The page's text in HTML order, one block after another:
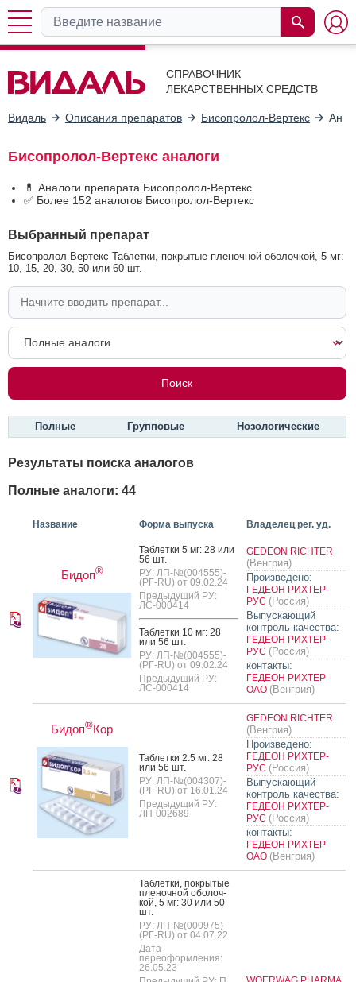
СПРАВОЧНИК
ЛЕКАРСТВЕННЫХ СРЕДСТВ
Видаль Описания препаратов Бисопролол-Вертекс
Бисопролол-Вертекс аналоги
💊 Аналоги препарата Бисопролол-Вертекс
✅ Более 152 аналогов Бисопролол-Вертекс
Выбранный препарат
Бисопролол-Вертекс Таблетки, покрытые пленочной оболочкой, 5 мг:
10, 15, 20, 30, 50 или 60 шт.
Полные Групповые Нозологические
Результаты поиска аналогов
Полные аналоги: 44
Название Форма выпуска Владелец рег. уд.
Бидоп®
Таб­летки 5 мг: 28 или
56 шт.
РУ: ЛП-№(004555)-
(РГ-RU) от 09.02.24
Предыдущий РУ:
ЛС-000414
Таб­летки 10 мг: 28
или 56 шт.
РУ: ЛП-№(004555)-
(РГ-RU) от 09.02.24
Предыдущий РУ:
ЛС-000414
GEDEON RICHTER
(Венгрия)
Произведено:
ГЕДЕОН РИХТЕР-
РУС (Россия)
Выпускающий
контроль качества:
ГЕДЕОН РИХТЕР-
РУС (Россия)
контакты:
ГЕДЕОН РИХТЕР
ОАО (Венгрия)
Бидоп®Кор
Таб­летки 2.5 мг: 28
или 56 шт.
РУ: ЛП-№(004307)-
(РГ-RU) от 16.01.24
Предыдущий РУ:
ЛП-002689
GEDEON RICHTER
(Венгрия)
Произведено:
ГЕДЕОН РИХТЕР-
РУС (Россия)
Выпускающий
контроль качества:
ГЕДЕОН РИХТЕР-
РУС (Россия)
контакты:
ГЕДЕОН РИХТЕР
ОАО (Венгрия)
Таб­летки, пок­ры­тые
пле­ноч­ной обо­лоч­
кой, 5 мг: 30 или 50
шт.
РУ: ЛП-№(000975)-
(РГ-RU) от 04.07.22
Дата
переоформления:
26.05.23